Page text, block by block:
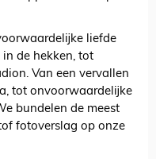
liefde
de hekken, tot
Van een vervallen
tot onvoorwaardelijke
bundelen de meest
fotoverslag op onze